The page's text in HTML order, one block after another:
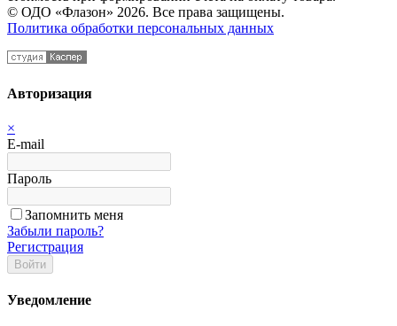
© ОДО «Флазон» 2026. Все права защищены.
Политика обработки персональных данных
Авторизация
×
E-mail
Пароль
Запомнить меня
Забыли пароль?
Регистрация
Войти
Уведомление